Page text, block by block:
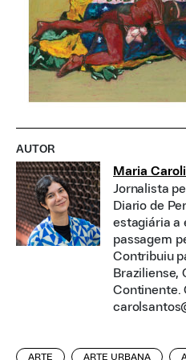
AUTOR
Maria
Jornalista
Diario de
estagiária a
passagem
Contribuiu
Braziliense,
Continente.
ARTE ARTE URBANA